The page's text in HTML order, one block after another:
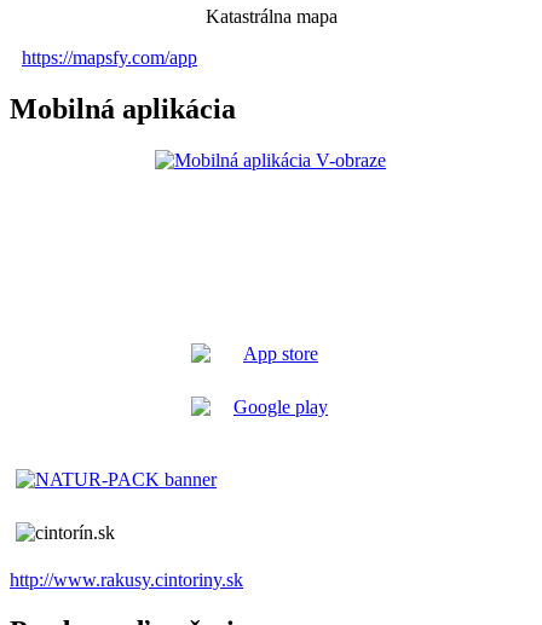
Katastrálna mapa
https://mapsfy.com/app
Mobilná aplikácia
http://www.rakusy.cintoriny.sk